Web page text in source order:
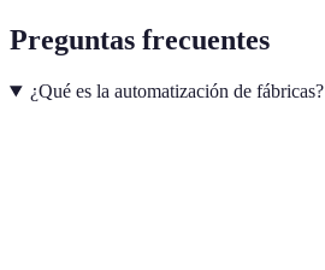
Preguntas frecuentes
¿Qué es la automatización de fábricas?